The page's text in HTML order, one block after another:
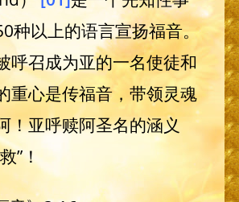
种以上的语言宣扬福音。
呼召成为亚的一名使徒和
重心是传福音，带领灵魂
！亚呼赎阿圣名的涵义
”！